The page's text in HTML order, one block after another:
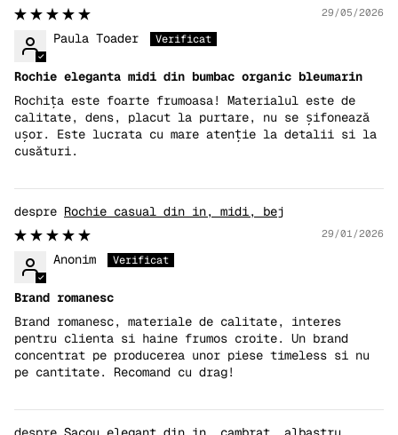
29/05/2026
Paula Toader
Rochie eleganta midi din bumbac organic bleumarin
Rochița este foarte frumoasa! Materialul este de
calitate, dens, placut la purtare, nu se șifonează
ușor. Este lucrata cu mare atenție la detalii si la
cusături.
Rochie casual din in, midi, bej
29/01/2026
Anonim
Brand romanesc
Brand romanesc, materiale de calitate, interes
pentru clienta si haine frumos croite. Un brand
concentrat pe producerea unor piese timeless si nu
pe cantitate. Recomand cu drag!